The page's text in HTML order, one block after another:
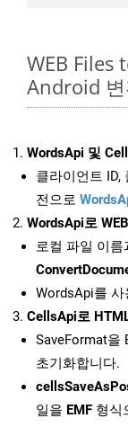
WEB Files
Android
WordsApi 및
클라이언트 ID,
전으로
WordsApi로
로컬 파일 이
WordsApi를 사
CellsApi로
SaveFormat을
초기화합니다.
일을 EMF 형식